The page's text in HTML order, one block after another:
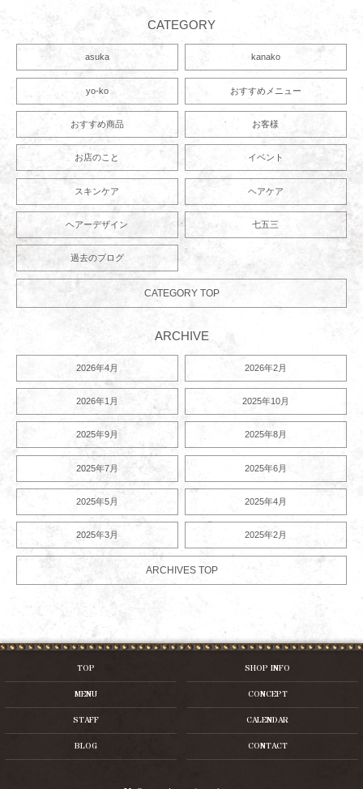
CATEGORY
asuka kanako
yo-ko おすすめメニュー
おすすめ商品 お客様
お店のこと イベント
スキンケア ヘアケア
ヘアーデザイン 七五三
過去のブログ
CATEGORY TOP
ARCHIVE
2026年4月 2026年2月
2026年1月 2025年10月
2025年9月 2025年8月
2025年7月 2025年6月
2025年5月 2025年4月
2025年3月 2025年2月
ARCHIVES TOP
TOP SHOP INFO
MENU CONCEPT
STAFF CALENDAR
BLOG CONTACT